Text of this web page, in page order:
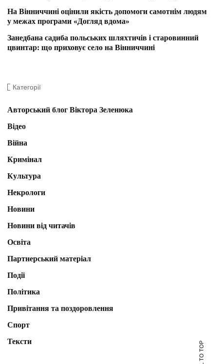
На Вінниччині оцінили якість допомоги самотнім людям
у межах програми «Догляд вдома»
Занедбана садиба польських шляхтичів і старовинний
цвинтар: що приховує село на Вінниччині
Категорії
Авторський блог Віктора Зеленюка
Відео
Війна
Кримінал
Культура
Некрологи
Новини
Новини від читачів
Освіта
Партнерський матеріал
Події
Політика
Привітання та поздоровлення
Спорт
Тексти